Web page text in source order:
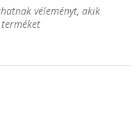
véleményt, akik